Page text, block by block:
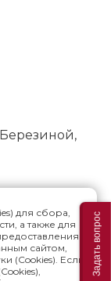
для сбора,
а также для
сайтом,
(Cookies). Если
Задать вопрос